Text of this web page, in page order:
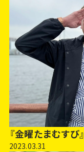
『金曜たまむすび
2023.03.31